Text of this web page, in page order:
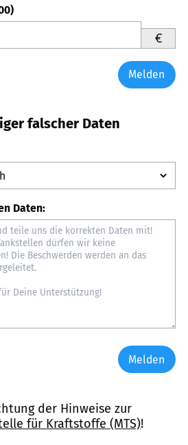
€
Melden
falscher Daten
Daten:
Melden
der Hinweise zur
für Kraftstoffe (MTS)!